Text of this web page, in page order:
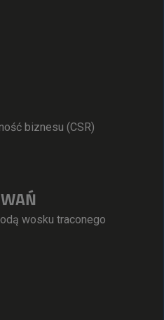
biznesu (CSR)
wosku traconego